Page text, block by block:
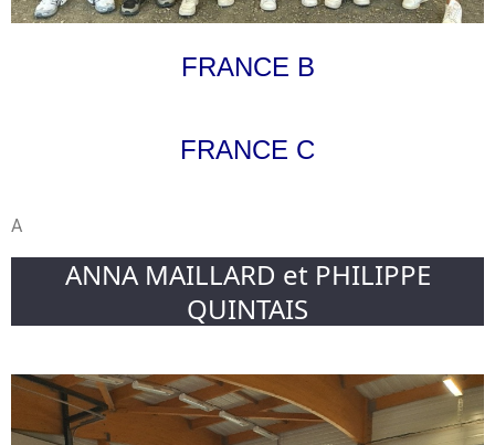
FRANCE B
FRANCE C
A
ANNA MAILLARD et PHILIPPE
QUINTAIS